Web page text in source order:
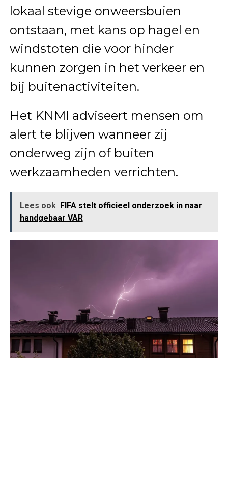
lokaal stevige onweersbuien
ontstaan, met kans op hagel en
windstoten die voor hinder
kunnen zorgen in het verkeer en
bij buitenactiviteiten.
Het KNMI adviseert mensen om
alert te blijven wanneer zij
onderweg zijn of buiten
werkzaamheden verrichten.
Lees ook FIFA stelt officieel onderzoek in naar
handgebaar VAR